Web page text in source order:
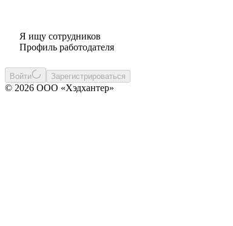
Я ищу сотрудников
Профиль работодателя
Войти Зарегистрироваться
© 2026 ООО «Хэдхантер»